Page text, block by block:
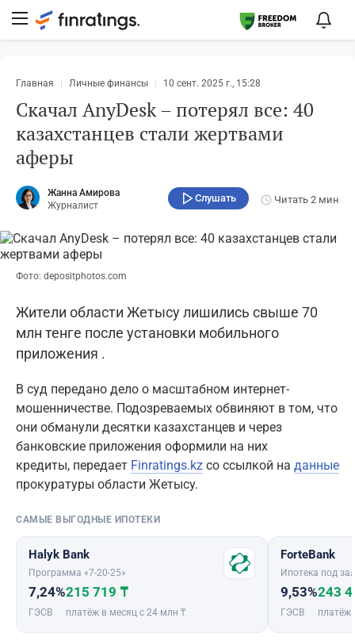
Главная Личные финансы 10 сент. 2025 г., 15:28
Скачал AnyDesk – потерял все: 40
казахстанцев стали жертвами
аферы
Жанна Амирова
Журналист
Слушать Читать 2 мин
Фото: depositphotos.com
Жители области Жетысу лишились свыше 70
млн тенге после установки мобильного
приложения .
В суд передано дело о масштабном интернет-
мошенничестве. Подозреваемых обвиняют в том, что
они обманули десятки казахстанцев и через
банковские приложения оформили на них
кредиты, передает Finratings.kz со ссылкой на данные
прокуратуры области Жетысу.
САМЫЕ ВЫГОДНЫЕ ИПОТЕКИ
Halyk Bank
Программа «7-20-25»
7,24%
ГЭСВ
215 719 ₸
платёж в месяц с 24 млн ₸
ForteBank
Ипотека под
9,53%
ГЭСВ
243
платёж